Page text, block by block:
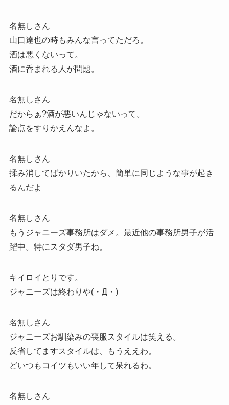
名無しさん
山口達也の時もみんな言ってただろ。
酒は悪くないって。
酒に呑まれる人が問題。
名無しさん
だからぁ?酒が悪いんじゃないって。
論点をすりかえんなよ。
名無しさん
揉み消してばかりいたから、簡単に同じような事が起き
るんだよ
名無しさん
もうジャニーズ事務所はダメ。最近他の事務所男子が活
躍中。特にスタダ男子ね。
キイロイとりです。
ジャニーズは終わりや(・Д・)
名無しさん
ジャニーズお馴染みの喪服スタイルは笑える。
反省してますスタイルは、もうええわ。
どいつもコイツもいい年して呆れるわ。
名無しさん